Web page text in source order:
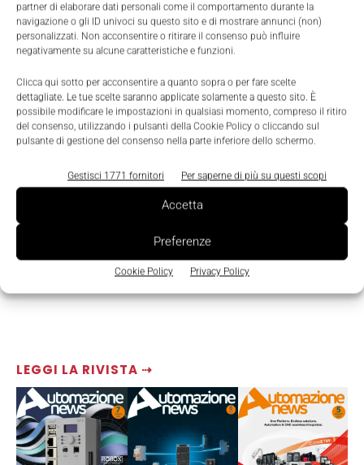
partner di elaborare dati personali come il comportamento durante la
navigazione o gli ID univoci su questo sito e di mostrare annunci (non)
personalizzati. Non acconsentire o ritirare il consenso può influire
negativamente su alcune caratteristiche e funzioni.
Clicca qui sotto per acconsentire a quanto sopra o per fare scelte
dettagliate. Le tue scelte saranno applicate solamente a questo sito. È
possibile modificare le impostazioni in qualsiasi momento, compreso il ritiro
del consenso, utilizzando i pulsanti della Cookie Policy o cliccando sul
pulsante di gestione del consenso nella parte inferiore dello schermo.
Gestisci 1771 fornitori Per saperne di più su questi scopi
Accetta
Preferenze
Cookie Policy Privacy Policy
LEGGI LA RIVISTA ⇢
stiamo facendo, allineandoci ai più grandi brand
internazionali”, ha commentato infine Heppelmann.